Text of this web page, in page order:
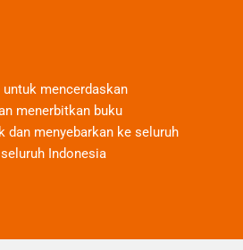
mencerdaskan
menerbitkan buku
dan menyebarkan ke seluruh
Indonesia